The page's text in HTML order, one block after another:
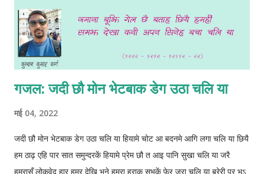
गजल: जदी छौ मोन भेटबाक डेग उठा चलि या
मई 04, 2022
जदी छौ मोन भेटबाक डेग उठा चलि या हियामे चोट आ बदनमे आगि लगा चलि या छियै
हम ठाढ़ एहि पार सात समुन्दरकें हियामे प्रेम छौ त आइ पानि सुखा चलि या जरै
हमरासँ लोकवेद हार हमर देखि भने हमरा हराक सभकें‌ फेर जरा चलि या बरेरी पर भऽ